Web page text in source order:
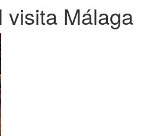
visita Málaga